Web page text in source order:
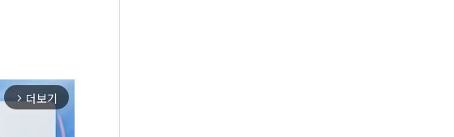
arrow_forward_ios 더보기